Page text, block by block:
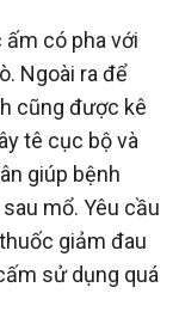
có pha với
Ngoài ra để
cũng được kê
tê cục bộ và
giúp bệnh
mổ. Yêu cầu
giảm đau
sử dụng quá